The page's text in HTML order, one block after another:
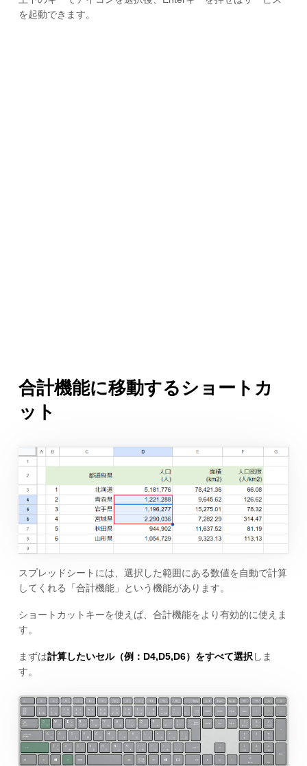
を起動できます。
合計機能に移動するショートカ
ット
スプレッドシートには、選択した範囲にある数値を自動で計算
してくれる「合計機能」という機能があります。
ショートカットキーを使えば、合計機能をより有効的に使えま
す。
まずは計算したいセル（例：D4,D5,D6）をすべて選択 しま
す。